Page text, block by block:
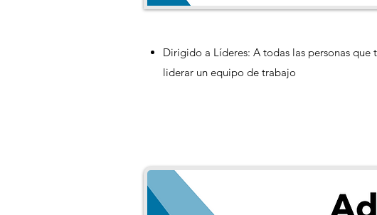
Dirigido a Líderes: A todas las personas
liderar un equipo de trabajo